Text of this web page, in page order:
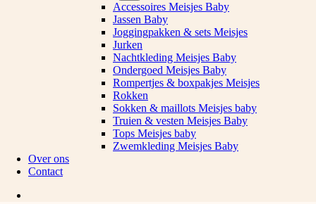
Accessoires Meisjes Baby
Jassen Baby
Joggingpakken & sets Meisjes
Jurken
Nachtkleding Meisjes Baby
Ondergoed Meisjes Baby
Rompertjes & boxpakjes Meisjes
Rokken
Sokken & maillots Meisjes baby
Truien & vesten Meisjes Baby
Tops Meisjes baby
Zwemkleding Meisjes Baby
Over ons
Contact